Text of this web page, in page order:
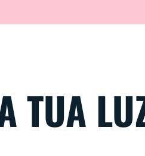
TUA